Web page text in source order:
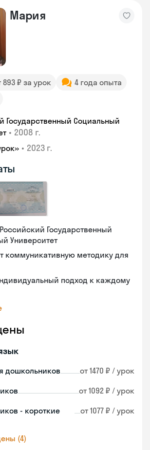
Мария
893 ₽ за урок
4 года опыта
Государственный Социальный
• 2008 г.
• 2023 г.
Государственный
Университет
коммуникативную методику для
подход к каждому
дошкольников от 1470 ₽ / урок
от 1092 ₽ / урок
- короткие
от 1077 ₽ / урок
(4)